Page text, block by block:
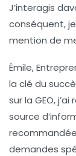
J’interagis
conséquent,
mention de
Émile,
la clé du
sur la GEO,
source
demandes